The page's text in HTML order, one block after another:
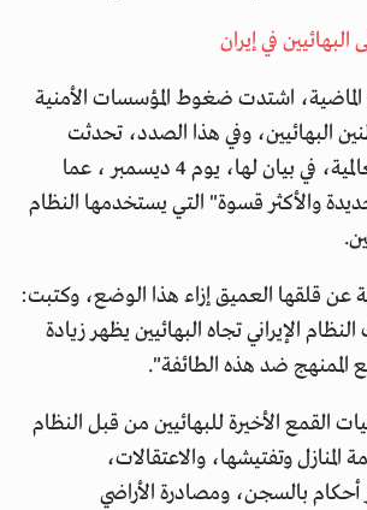
في إيران
الماضية، اشتدت ضغوط المؤسسات الأمنية
البهائيين، وفي هذا الصدد، تحدثت
الجامعة البهائية العالمية، في بيان لها، يوم 4 ديسمبر ، عما
والأكثر قسوة" التي يستخدمها النظام
عن قلقها العميق إزاء هذا الوضع، وكتبت:
الإيراني تجاه البهائيين يظهر زيادة
الممنهج ضد هذه الطائفة".
القمع الأخيرة للبهائيين من قبل النظام
المنازل وتفتيشها، والاعتقالات،
أحكام بالسجن، ومصادرة الأراضي